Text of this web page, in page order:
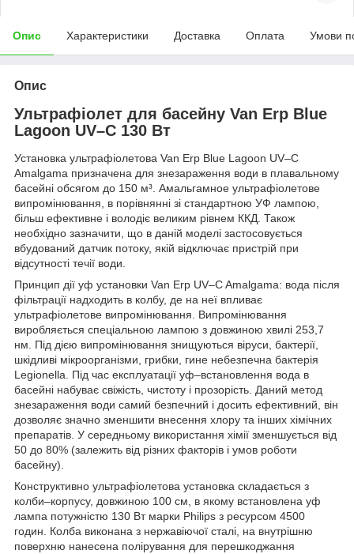
Опис Характеристики Доставка Оплата Умови
Опис
Ультрафіолет для басейну Van Erp Blue
Lagoon UV–C 130 Вт
Установка ультрафіолетова Van Erp Blue Lagoon UV–C
Amalgama призначена для знезараження води в плавальному
басейні обсягом до 150 м³. Амальгамное ультрафіолетове
випромінювання, в порівнянні зі стандартною УФ лампою,
більш ефективне і володіє великим рівнем ККД. Також
необхідно зазначити, що в даній моделі застосовується
вбудований датчик потоку, якій відключає пристрій при
відсутності течії води.
Принцип дії уф установки Van Erp UV–C Amalgama: вода після
фільтрації надходить в колбу, де на неї впливає
ультрафіолетове випромінювання. Випромінювання
виробляється спеціальною лампою з довжиною хвилі 253,7
нм. Під дією випромінювання знищуються віруси, бактерії,
шкідливі мікроорганізми, грибки, гине небезпечна бактерія
Legionella. Під час експлуатації уф–встановлення вода в
басейні набуває свіжість, чистоту і прозорість. Даний метод
знезараження води самий безпечний і досить ефективний, він
дозволяє значно зменшити внесення хлору та інших хімічних
препаратів. У середньому використання хімії зменшується від
50 до 80% (залежить від різних факторів і умов роботи
басейну).
Конструктивно ультрафіолетова установка складається з
колби–корпусу, довжиною 100 см, в якому встановлена уф
лампа потужністю 130 Вт марки Philips з ресурсом 4500
годин. Колба виконана з нержавіючої сталі, на внутрішню
поверхню нанесена полірування для перешкоджання